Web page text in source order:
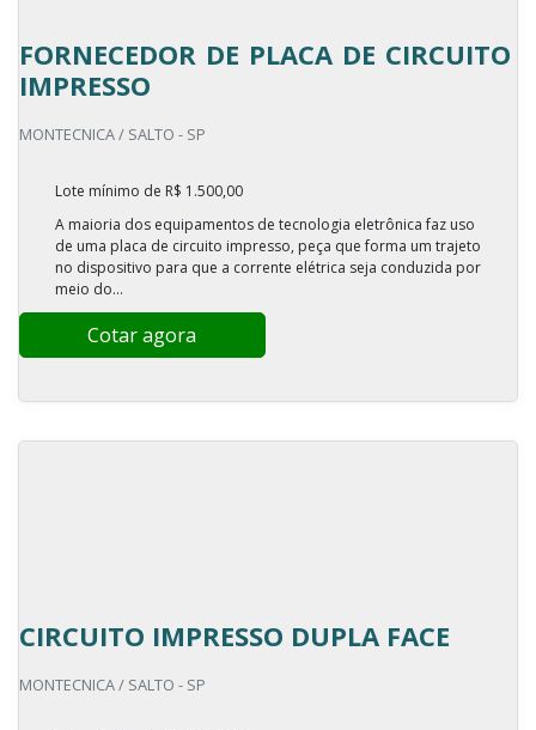
FORNECEDOR DE PLACA DE CIRCUITO
IMPRESSO
MONTECNICA / SALTO - SP
Lote mínimo de R$ 1.500,00
A maioria dos equipamentos de tecnologia eletrônica faz uso
de uma placa de circuito impresso, peça que forma um trajeto
no dispositivo para que a corrente elétrica seja conduzida por
meio do...
Cotar agora
CIRCUITO IMPRESSO DUPLA FACE
MONTECNICA / SALTO - SP